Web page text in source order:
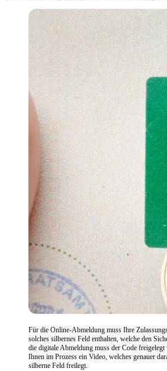
Für die Online-Abmeldung muss Ihre
solches silbernes Feld enthalten, welche den
die digitale Abmeldung muss der Code
Ihnen im Prozess ein Video, welches genauer
silberne Feld freilegt.